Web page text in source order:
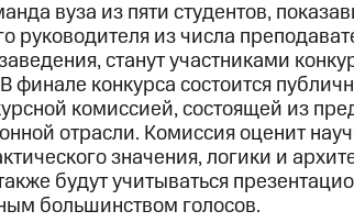
вуза из пяти студентов,
руководителя из числа
станут участниками
финале конкурса состоится
комиссией, состоящей из
отрасли. Комиссия оценит
значения, логики и
будут учитываться
большинством голосов.